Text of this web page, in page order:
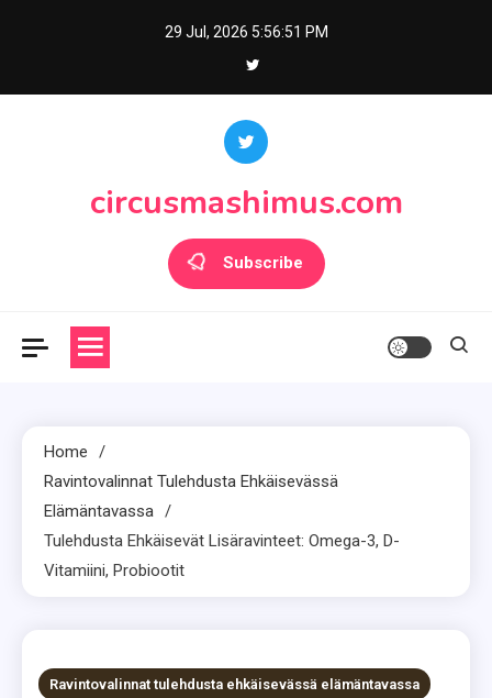
29 Jul, 2026 5:56:52 PM
circusmashimus.com
Subscribe
Home
Ravintovalinnat Tulehdusta Ehkäisevässä
Elämäntavassa
Tulehdusta Ehkäisevät Lisäravinteet: Omega-3, D-
Vitamiini, Probiootit
12 MINS READ
Ravintovalinnat tulehdusta ehkäisevässä elämäntavassa